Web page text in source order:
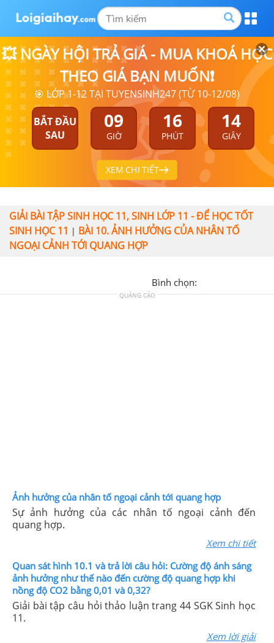
💥 NGÀY HỘI TRẢ GIÁ - MUA KHOÁ HỌC
THEO GIÁ BẠN MUỐN❗
🎯 LỚP 1-12 TẠI TUYENSINH247 (TỪ 10-12/08)
BẮT ĐẦU
SAU
09
GIỜ
16
PHÚT
14
GIÂY
XEM CHI TIẾT
GIẢI BÀI TẬP SINH HỌC 11, SINH LỚP 11 - ĐỂ HỌC TỐT
SINH HỌC 11 | BÀI 10. ẢNH HƯỞNG CỦA NHÂN TỐ
NGOẠI CẢNH TỚI QUANG HỢP
Bình chọn:
QUẢNG CÁO
Ảnh hưởng của nhân tố ngoại cảnh tới quang hợp
Sự ảnh hưởng của các nhân tố ngoại cảnh đến
quang hợp.
Xem chi tiết
Quan sát hình 10.1 và trả lời câu hỏi: Cường độ ánh sáng
ảnh hưởng như thế nào đến cường độ quang hợp khi
nồng độ CO2 bằng 0,01 và 0,32?
Giải bài tập câu hỏi thảo luận trang 44 SGK Sinh học
11.
Xem lời giải